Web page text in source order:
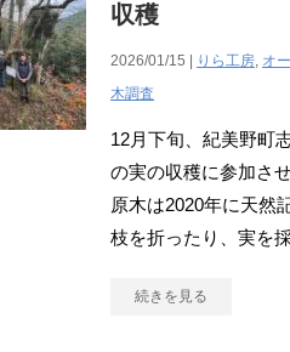
収穫
2026/01/15 | りら工房, オ
木調査
12月下旬、紀美野町
の実の収穫に参加さ
原木は2020年に天然
枝を折ったり、実を
続きを見る